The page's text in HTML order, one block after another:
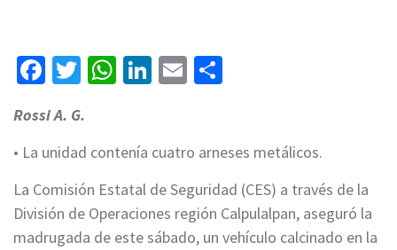
Facebook
Twitter
WhatsApp
LinkedIn
Email
Rossi A. G.
• La unidad contenía cuatro arneses metálicos.
La Comisión Estatal de Seguridad (CES) a través de la
División de Operaciones región Calpulalpan, aseguró la
madrugada de este sábado, un vehículo calcinado en la